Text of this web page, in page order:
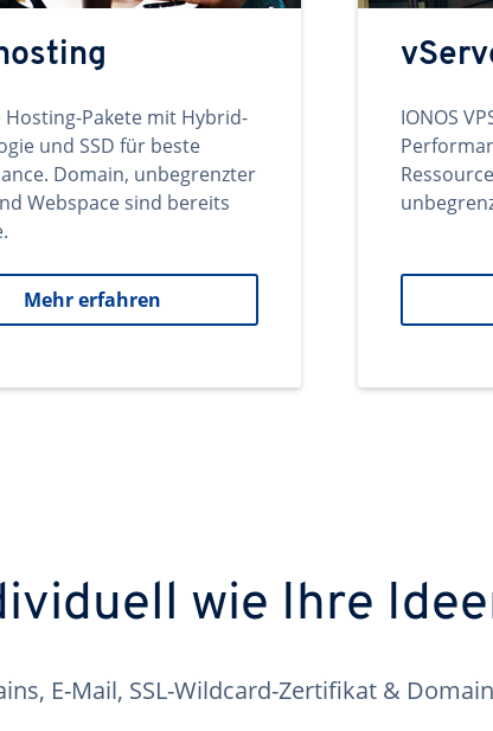
Hosting-Pakete mit Hybrid-
und SSD für beste
Domain, unbegrenzter
Webspace sind bereits
Mehr erfahren
IONOS
wie Ihre
E-Mail, SSL-Wildcard-Zertifikat &